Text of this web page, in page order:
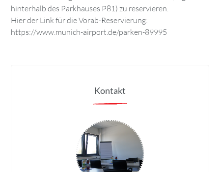
hinterhalb des Parkhauses P81) zu reservieren.
Hier der Link für die Vorab-Reservierung:
https://www.munich-airport.de/parken-89995
Kontakt